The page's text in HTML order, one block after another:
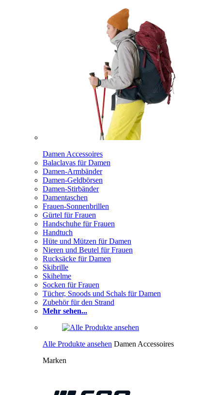
Damen Accessoires
Balaclavas für Damen
Damen-Armbänder
Damen-Geldbörsen
Damen-Stirbänder
Damentaschen
Frauen-Sonnenbrillen
Gürtel für Frauen
Handschuhe für Frauen
Handtuch
Hüte und Mützen für Damen
Nieren und Beutel für Frauen
Rucksäcke für Damen
Skibrille
Skihelme
Socken für Frauen
Tücher, Snoods und Schals für Damen
Zubehör für den Strand
Mehr sehen...
Alle Produkte ansehen Damen Accessoires
Marken